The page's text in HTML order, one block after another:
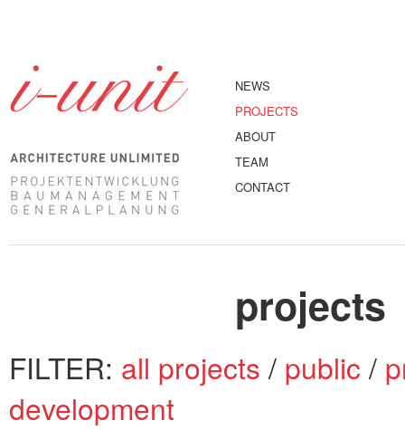
NEWS
PROJECTS
ABOUT
TEAM
CONTACT
projects
FILTER: all projects / public /
development